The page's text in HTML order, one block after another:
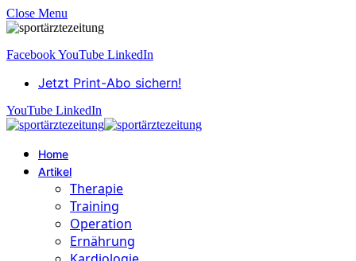
Close Menu
FacebookYouTube LinkedIn
Jetzt Print-Abo sichern!
YouTube LinkedIn
Home
Artikel
Therapie
Training
Operation
Ernährung